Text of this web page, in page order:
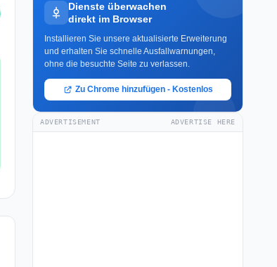
Dienste überwachen
direkt im Browser
Installieren Sie unsere aktualisierte Erweiterung
und erhalten Sie schnelle Ausfallwarnungen,
ohne die besuchte Seite zu verlassen.
Zu Chrome hinzufügen - Kostenlos
ADVERTISEMENT ADVERTISE HERE